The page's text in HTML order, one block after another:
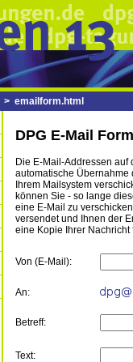
> emailform.html
DPG E-Mail
Die E-Mail-Addressen auf
automatische Übernahme
Ihrem Mailsystem
können Sie - so lange
eine E-Mail zu
versendet und Ihnen der
eine Kopie Ihrer
Von (E-Mail):
An:
Betreff:
Text: